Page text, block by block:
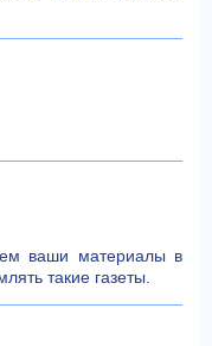
ваши материалы в
такие газеты.